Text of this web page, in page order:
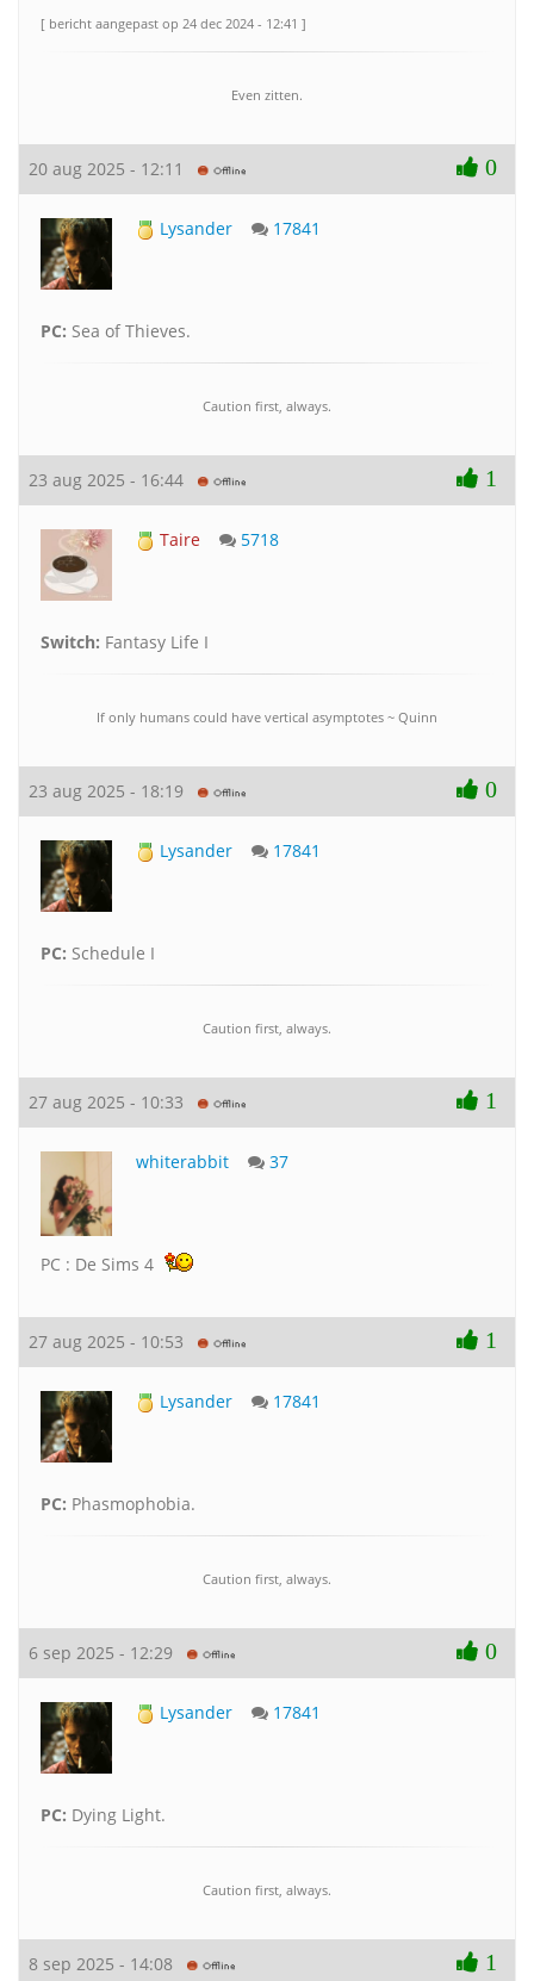
[ bericht aangepast op 24 dec 2024 - 12:41 ]
Even zitten.
20 aug 2025 - 12:11 0
Lysander 17841
PC: Sea of Thieves.
Caution first, always.
23 aug 2025 - 16:44 1
Taire 5718
Switch: Fantasy Life I
If only humans could have vertical asymptotes ~ Quinn
23 aug 2025 - 18:19 0
Lysander 17841
PC: Schedule I
Caution first, always.
27 aug 2025 - 10:33 1
whiterabbit 37
PC : De Sims 4
27 aug 2025 - 10:53 1
Lysander 17841
PC: Phasmophobia.
Caution first, always.
6 sep 2025 - 12:29 0
Lysander 17841
PC: Dying Light.
Caution first, always.
8 sep 2025 - 14:08 1